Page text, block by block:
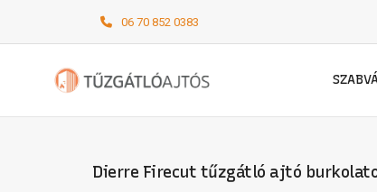
06 70 852 0383
Dierre Firecut tűzgátló ajtó